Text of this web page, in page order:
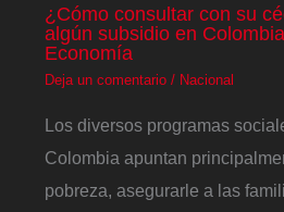
¿Cómo consultar con su
algún subsidio en
Economía
Deja un comentario / Nacional
Los diversos programas
Colombia apuntan
pobreza, asegurarle a las